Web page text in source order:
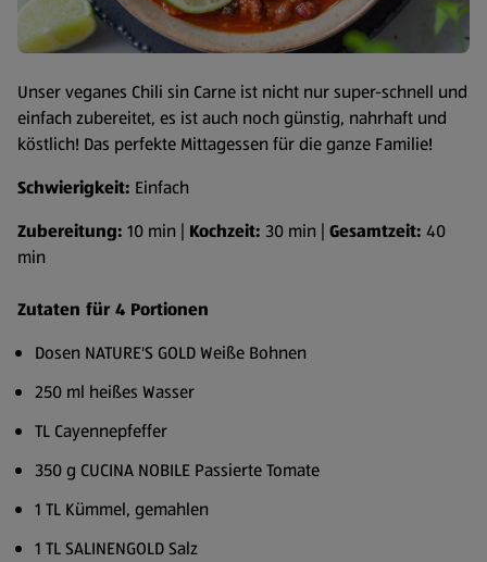
Unser veganes Chili sin Carne ist nicht nur super-schnell und
einfach zubereitet, es ist auch noch günstig, nahrhaft und
köstlich! Das perfekte Mittagessen für die ganze Familie!
Schwierigkeit: Einfach
Zubereitung: 10 min | Kochzeit: 30 min | Gesamtzeit: 40
min
Zutaten für 4 Portionen
Dosen NATURE'S GOLD Weiße Bohnen
250 ml heißes Wasser
TL Cayennepfeffer
350 g CUCINA NOBILE Passierte Tomate
1 TL Kümmel, gemahlen
1 TL SALINENGOLD Salz